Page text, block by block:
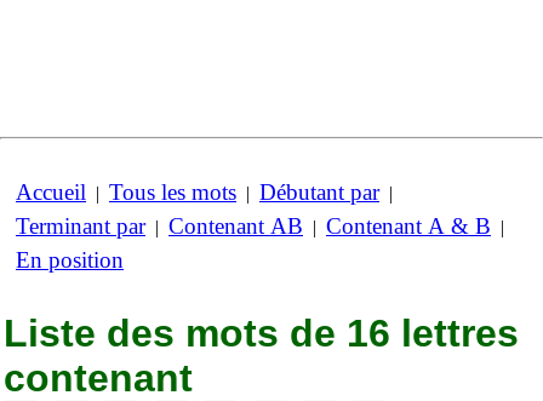
Accueil | Tous les mots | Débutant par|
Terminant par| Contenant AB | Contenant A & B |
En position
Liste des mots de 16 lettres
contenant